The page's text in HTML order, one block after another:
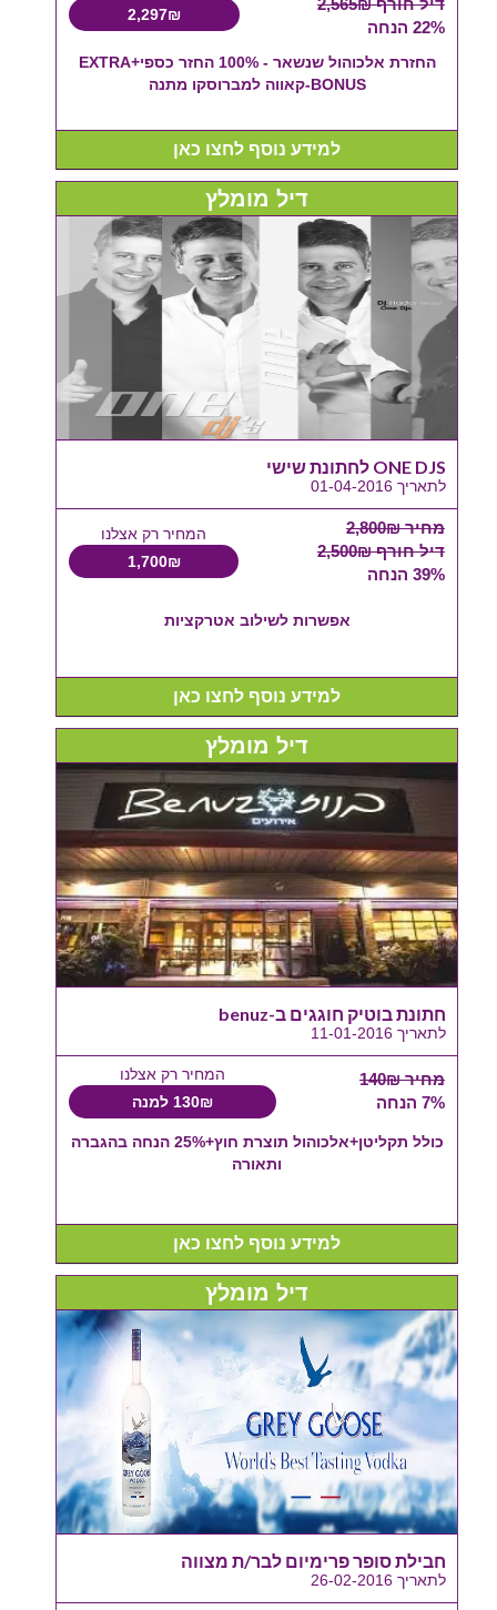
22% הנחה
2,297₪
החזרת אלכוהול שנשאר - 100% החזר כספי+EXTRA
BONUS-קאווה למברוסקו מתנה
למידע נוסף לחצו כאן
דיל מומלץ
ONE DJS לחתונת שישי
לתאריך 01-04-2016
מחיר 2,800₪
דיל חורף 2,500₪
39% הנחה
המחיר רק אצלנו
1,700₪
אפשרות לשילוב אטרקציות
למידע נוסף לחצו כאן
דיל מומלץ
חתונת בוטיק חוגגים ב-benuz
לתאריך 11-01-2016
מחיר 140₪
7% הנחה
המחיר רק אצלנו
130₪ למנה
כולל תקליטן+אלכוהול תוצרת חוץ+25% הנחה בהגברה
ותאורה
למידע נוסף לחצו כאן
דיל מומלץ
חבילת סופר פרימיום לבר/ת מצווה
לתאריך 26-02-2016